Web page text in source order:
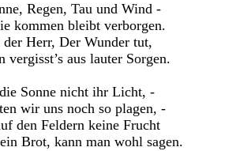
Regen, Tau und Wind -
kommen bleibt verborgen.
der Herr, Der Wunder tut,
vergisst’s aus lauter Sorgen.
Sonne nicht ihr Licht, -
wir uns noch so plagen, -
den Feldern keine Frucht
Brot, kann man wohl sagen.